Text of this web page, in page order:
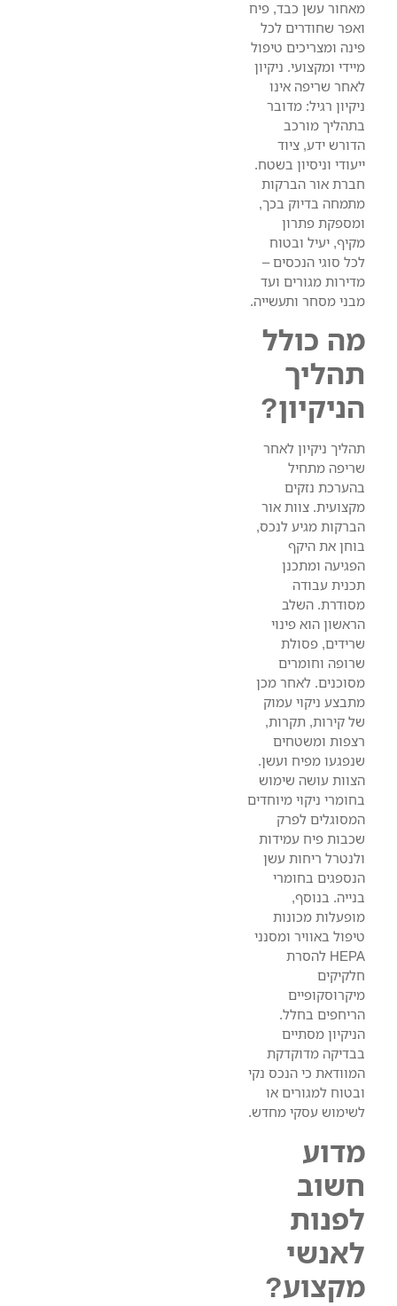
מאחור עשן כבד, פיח
ואפר שחודרים לכל
פינה ומצריכים טיפול
מיידי ומקצועי. ניקיון
לאחר שריפה אינו
ניקיון רגיל: מדובר
בתהליך מורכב
הדורש ידע, ציוד
ייעודי וניסיון בשטח.
חברת אור הברקות
מתמחה בדיוק בכך,
ומספקת פתרון
מקיף, יעיל ובטוח
לכל סוגי הנכסים –
מדירות מגורים ועד
מבני מסחר ותעשייה.
מה כולל
תהליך
הניקיון?
תהליך ניקיון לאחר
שריפה מתחיל
בהערכת נזקים
מקצועית. צוות אור
הברקות מגיע לנכס,
בוחן את היקף
הפגיעה ומתכנן
תכנית עבודה
מסודרת. השלב
הראשון הוא פינוי
שרידים, פסולת
שרופה וחומרים
מסוכנים. לאחר מכן
מתבצע ניקוי עמוק
של קירות, תקרות,
רצפות ומשטחים
שנפגעו מפיח ועשן.
הצוות עושה שימוש
בחומרי ניקוי מיוחדים
המסוגלים לפרק
שכבות פיח עמידות
ולנטרל ריחות עשן
הנספגים בחומרי
בנייה. בנוסף,
מופעלות מכונות
טיפול באוויר ומסנני
HEPA להסרת
חלקיקים
מיקרוסקופיים
הריחפים בחלל.
הניקיון מסתיים
בבדיקה מדוקדקת
המוודאת כי הנכס נקי
ובטוח למגורים או
לשימוש עסקי מחדש.
מדוע
חשוב
לפנות
לאנשי
מקצוע?